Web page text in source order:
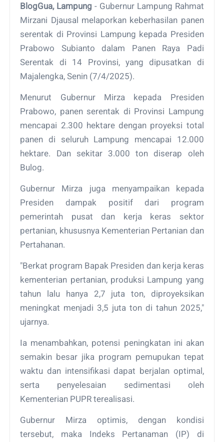
BlogGua, Lampung - Gubernur Lampung Rahmat
Mirzani Djausal melaporkan keberhasilan panen
serentak di Provinsi Lampung kepada Presiden
Prabowo Subianto dalam Panen Raya Padi
Serentak di 14 Provinsi, yang dipusatkan di
Majalengka, Senin (7/4/2025).
Menurut Gubernur Mirza kepada Presiden
Prabowo, panen serentak di Provinsi Lampung
mencapai 2.300 hektare dengan proyeksi total
panen di seluruh Lampung mencapai 12.000
hektare. Dan sekitar 3.000 ton diserap oleh
Bulog.
Gubernur Mirza juga menyampaikan kepada
Presiden dampak positif dari program
pemerintah pusat dan kerja keras sektor
pertanian, khususnya Kementerian Pertanian dan
Pertahanan.
"Berkat program Bapak Presiden dan kerja keras
kementerian pertanian, produksi Lampung yang
tahun lalu hanya 2,7 juta ton, diproyeksikan
meningkat menjadi 3,5 juta ton di tahun 2025,"
ujarnya.
Ia menambahkan, potensi peningkatan ini akan
semakin besar jika program pemupukan tepat
waktu dan intensifikasi dapat berjalan optimal,
serta penyelesaian sedimentasi oleh
Kementerian PUPR terealisasi.
Gubernur Mirza optimis, dengan kondisi
tersebut, maka Indeks Pertanaman (IP) di